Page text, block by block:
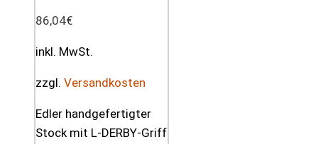
86,04€
inkl. MwSt.
zzgl. Versandkosten
Edler handgefertigter
Stock mit L-DERBY-Griff